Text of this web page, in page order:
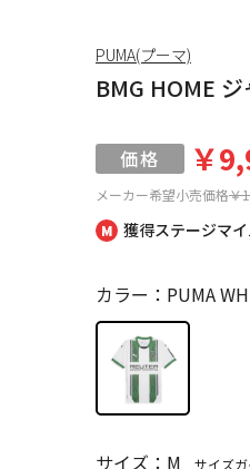
獲得ステージマ
BMG HOME
メーカー希望小売価格￥
￥
カラー：PUMA
サイズ：M サイズ
PUMA(プーマ)